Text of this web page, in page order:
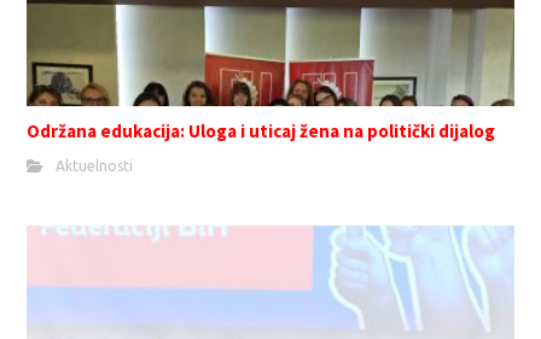
Održana edukacija: Uloga i uticaj žena na politički dijalog
Aktuelnosti